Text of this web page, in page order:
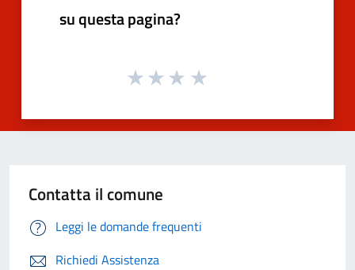
su questa pagina?
Contatta il comune
Leggi le domande frequenti
Richiedi Assistenza